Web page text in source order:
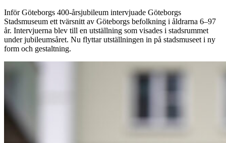
Inför Göteborgs 400-årsjubileum intervjuade Göteborgs
Stadsmuseum ett tvärsnitt av Göteborgs befolkning i åldrarna 6–97
år. Intervjuerna blev till en utställning som visades i stadsrummet
under jubileumsåret. Nu flyttar utställningen in på stadsmuseet i ny
form och gestaltning.